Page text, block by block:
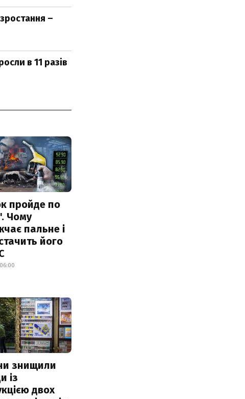
–
в 11 разів
пройде по
Чому
пальне і
його
знищили
із
двох